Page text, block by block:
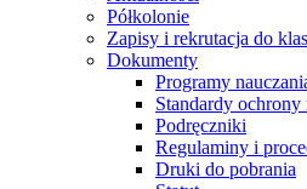
Półkolonie
Zapisy i rekrutacja do
Dokumenty
Programy
Standardy ochrony
Podręczniki
Regulaminy i
Druki do pobrania